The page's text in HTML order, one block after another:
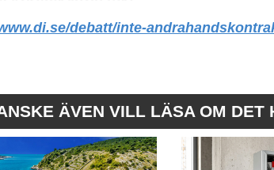
debatt/inte-
ÄVEN VILL LÄSA OM DET